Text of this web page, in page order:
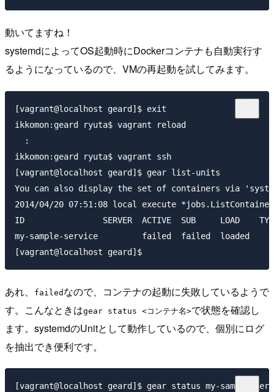
動いてますね！
systemdによってOS起動時にDockerコンテナも自動実行す
るようになっているので、VMの再起動を試してみます。
[vagrant@localhost geard]$ exit
ikkomon:geard ryuta$ vagrant reload
  :
ikkomon:geard ryuta$ vagrant ssh
[vagrant@localhost geard]$ gear list-units
You can also display the set of containers via
2014/04/20 07:51:08 local execute
ID                SERVER  ACTIVE  SUB     LOAD
my-sample-service         failed  failed  loaded
あれ、 failed なので、コンテナの起動に失敗しているようで
す。こんなときはgear status <コンテナ名>で状態を確認し
ます。systemdのUnitとして動作しているので、個別にログ
を抽出でき便利です。
[vagrant@localhost geard]$ gear status my-sample-